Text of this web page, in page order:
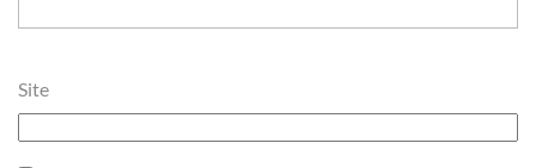
Site